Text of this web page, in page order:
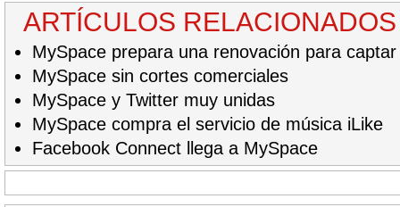
ARTÍCULOS RELACIONADOS
MySpace prepara una renovación para
MySpace sin cortes comerciales
MySpace y Twitter muy unidas
MySpace compra el servicio de música iLike
Facebook Connect llega a MySpace